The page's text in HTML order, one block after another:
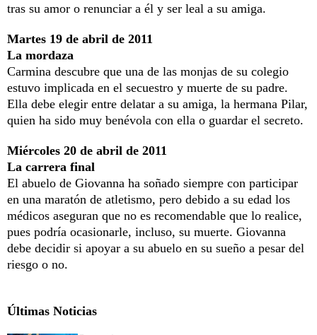
tras su amor o renunciar a él y ser leal a su amiga.
Martes 19 de abril de 2011
La mordaza
Carmina descubre que una de las monjas de su colegio
estuvo implicada en el secuestro y muerte de su padre.
Ella debe elegir entre delatar a su amiga, la hermana Pilar,
quien ha sido muy benévola con ella o guardar el secreto.
Miércoles 20 de abril de 2011
La carrera final
El abuelo de Giovanna ha soñado siempre con participar
en una maratón de atletismo, pero debido a su edad los
médicos aseguran que no es recomendable que lo realice,
pues podría ocasionarle, incluso, su muerte. Giovanna
debe decidir si apoyar a su abuelo en su sueño a pesar del
riesgo o no.
Últimas Noticias